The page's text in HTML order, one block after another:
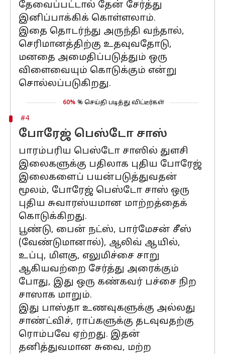
தேவைப்பட்டால் தேன் சேர்த்து
இனிப்பாக்கிக் கொள்ளலாம்.
இதை தொடர்ந்து அருந்தி வந்தால்,
செரிமானத்திற்கு உதவுவதோடு,
மனதை அமைதிப்படுத்தும் ஒரு
விளைவையும் கொடுக்கும் என்று
சொல்லப்படுகிறது.
60% % செய்தி படித்து விட்டீர்கள்
#4
போரேஜ் பெஸ்டோ சாஸ்
பாரம்பரிய பெஸ்டோ சாஸில் துளசி
இலைகளுக்கு பதிலாக புதிய போரேஜ்
இலைகளைப் பயன்படுத்துவதன்
மூலம், போரேஜ் பெஸ்டோ சாஸ் ஒரு
புதிய சுவாரஸ்யமான மாற்றத்தைக்
கொடுக்கிறது.
பூண்டு, பைன் நட்ஸ், பார்மேசன் சீஸ்
(வேண்டுமானால்), ஆலிவ் ஆயில்,
உப்பு, மிளகு, எலுமிச்சை சாறு
ஆகியவற்றை சேர்த்து அரைக்கும்
போது, இது ஒரு கண்கவர் பச்சை நிற
சாஸாக மாறும்.
இது பாஸ்தா உணவுகளுக்கு அல்லது
சாண்ட்விச், ராப்களுக்கு தடவுவதற்கு
ரொம்பவே ஏற்றது. இதன்
தனித்துவமான சுவை, மற்ற